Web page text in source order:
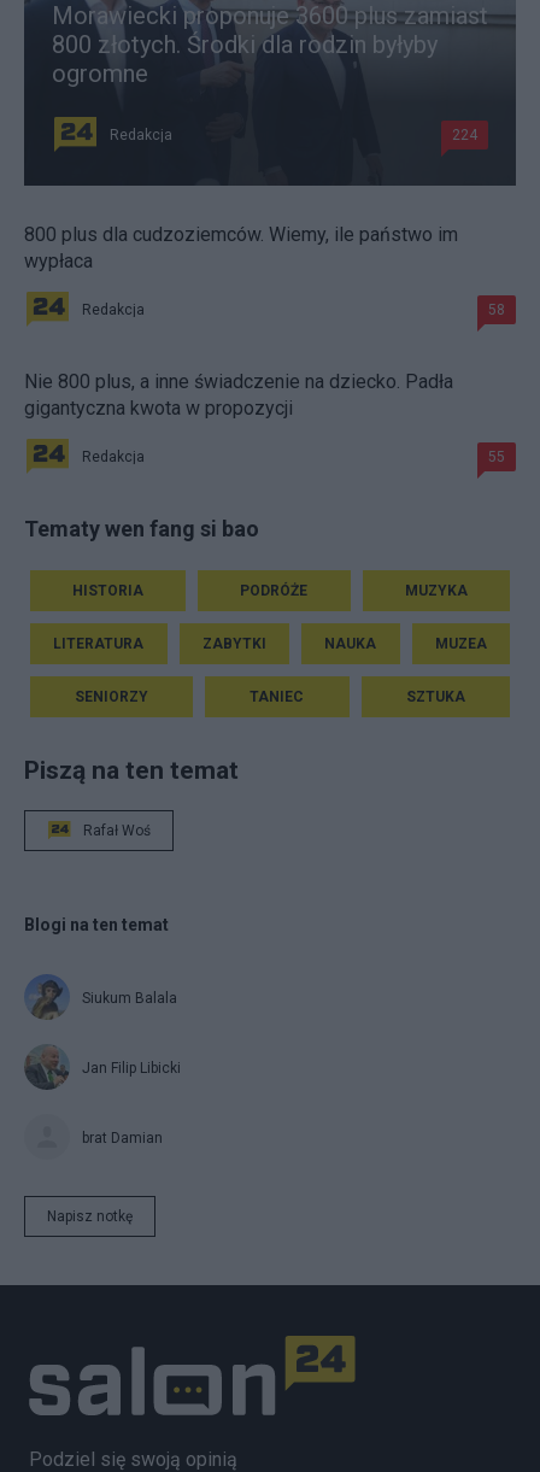
Morawiecki proponuje 3600 plus zamiast
800 złotych. Środki dla rodzin byłyby
ogromne
Redakcja 224
800 plus dla cudzoziemców. Wiemy, ile państwo im
wypłaca
Redakcja 58
Nie 800 plus, a inne świadczenie na dziecko. Padła
gigantyczna kwota w propozycji
Redakcja 55
Tematy wen fang si bao
HISTORIA PODRÓŻE MUZYKA
LITERATURA ZABYTKI NAUKA MUZEA
SENIORZY TANIEC SZTUKA
Piszą na ten temat
Rafał Woś
Blogi na ten temat
Siukum Balala
Jan Filip Libicki
brat Damian
Napisz notkę
Podziel się swoją opinią